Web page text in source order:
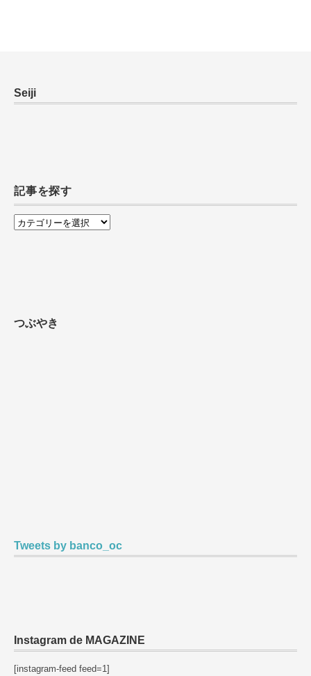
Seiji
記事を探す
記
つぶやき
Tweets by banco_oc
Instagram de MAGAZINE
[instagram-feed feed=1]